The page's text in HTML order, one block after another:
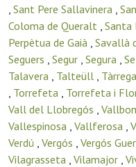
, Sant Pere Sallavinera ,
Coloma de Queralt , Santa
Perpètua de Gaià , Savallà
Seguers , Segur , Segura ,
Talavera , Talteüll , Tàrrega
, Torrefeta , Torrefeta i
Vall del Llobregós ,
Vallespinosa , Vallferosa ,
Verdú , Vergós , Vergós
Vilagrasseta , Vilamajor ,